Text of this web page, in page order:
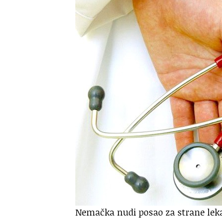
Nemačka nudi posao za strane